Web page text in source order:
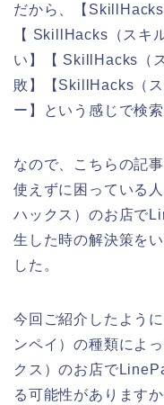
だから、【
【 SkillHacks（ス
い】【 SkillHacks（
敗】【SkillHacks（
ー】という感じで検
なので、こちらの記
使えずに困っている
ハックス）のお店で
生した時の解決策を
した。
今回ご紹介したよう
ンペイ）の種類によ
クス）のお店で
る可能性があります